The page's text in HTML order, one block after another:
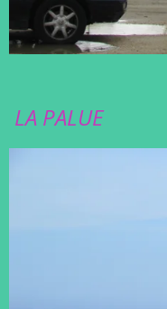
LA PALUE